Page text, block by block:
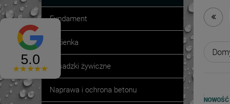
Fundament
Łazienka
Posadzki żywiczne
Naprawa i ochrona betonu
NOWOŚĆ